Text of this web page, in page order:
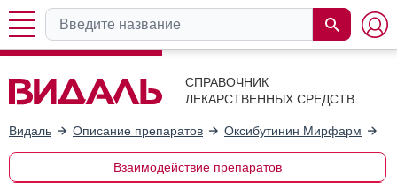
СПРАВОЧНИК
ЛЕКАРСТВЕННЫХ СРЕДСТВ
Видаль Описание препаратов Оксибутинин Мирфарм
Взаимодействие препаратов